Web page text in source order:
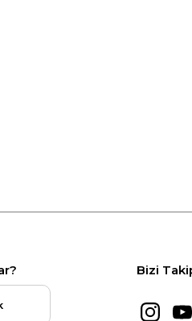
Bizi